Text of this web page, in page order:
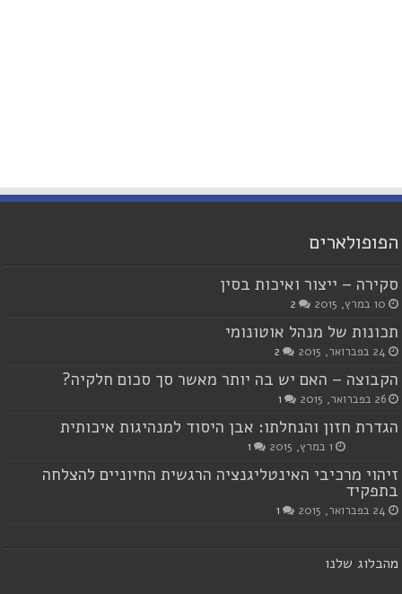
הפופולארים
סקירה – ייצור ואיכות בסין
10 במרץ, 2015 2
תכונות של מנהל אוטונומי
24 בפברואר, 2015 2
הקבוצה – האם יש בה יותר מאשר סך סכום חלקיה?
26 בפברואר, 2015 1
הגדרת חזון והנחלתו: אבן היסוד למנהיגות איכותית
1 במרץ, 2015 1
זיהוי מרכיבי האינטליגנציה הרגשית החיוניים להצלחה
בתפקיד
24 בפברואר, 2015 1
מהבלוג שלנו